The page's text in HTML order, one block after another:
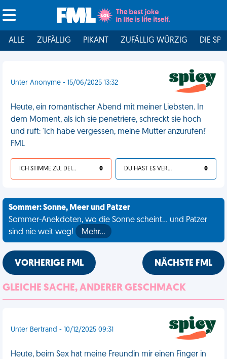
ALLE ZUFÄLLIG PIKANT ZUFÄLLIG WÜRZIG DIE
Unter Anonyme - 15/06/2025 13:32
Heute, ein romantischer Abend mit meiner Liebsten. In
dem Moment, als ich sie penetriere, schreckt sie hoch
und ruft: 'Ich habe vergessen, meine Mutter anzurufen!'
FML
ICH STIMME ZU, DEIN LEBEN IST SCHEISSE 0 DU HAST ES VERDIENT 0
Sommer: Sonne, Meer und Patzer
Sommer-Anekdoten, wo die Sonne scheint... und Patzer
sind nie weit weg!
Mehr…
VORHERIGE FML NÄCHSTE FML
GLEICHE SACHE, ANDERER GESCHMACK
Unter Bertrand - 10/12/2025 09:31
Heute, beim Sex hat meine Freundin mir einen Finger in